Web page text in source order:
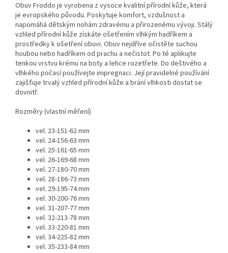
Obuv Froddo je vyrobena z vysoce kvalitní přírodní kůže, která
je evropského původu. Poskytuje komfort, vzdušnost a
napomáhá dětským nohám zdravému a přirozenému vývoji. Stálý
vzhled přírodní kůže získáte ošetřením vlhkým hadříkem a
prostředky k ošetření obuvi. Obuv nejdříve očistěte suchou
houbou nebo hadříkem od prachu a nečistot. Po té aplikujte
tenkou vrstvu krému na boty a lehce rozetřete. Do deštivého a
vlhkého počasí používejte impregnaci. Její pravidelné používání
zajišťuje trvalý vzhled přírodní kůže a brání vlhkosti dostat se
dovnitř.
Rozměry (vlastní měření)
vel. 23-151-62 mm
vel. 24-156-63 mm
vel. 25-161-65 mm
vel. 26-169-68 mm
vel. 27-180-70 mm
vel. 28-186-73 mm
vel. 29-195-74 mm
vel. 30-200-76 mm
vel. 31-207-77 mm
vel. 32-213-78 mm
vel. 33-220-81 mm
vel. 34-225-82 mm
vel. 35-233-84 mm